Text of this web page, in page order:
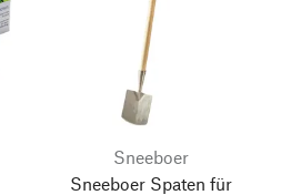
Sneeboer
Sneeboer Spaten für